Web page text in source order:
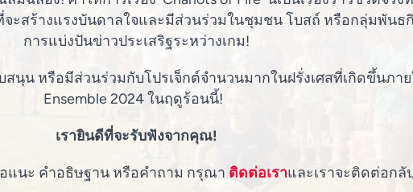
จะสร้างแรงบันดาลใจและมีส่วนร่วมในชุมชน โบสถ์ หรือกลุ่มพัน
การแบ่งปันข่าวประเสริฐระหว่างเกม!
นุน หรือมีส่วนร่วมกับโปรเจ็กต์จำนวนมากในฝรั่งเศสที่เกิดขึ้นภา
Ensemble 2024 ในฤดูร้อนนี้!
เรายินดีที่จะรับฟังจากคุณ!
นะ คำอธิษฐาน หรือคำถาม กรุณา ติดต่อเราและเราจะติดต่อก